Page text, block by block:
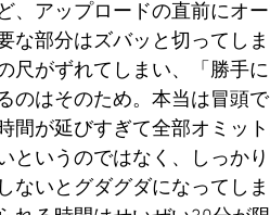
、アップロードの直前にオ
な部分はズバッと切ってし
尺がずれてしまい、「勝手
のはそのため。本当は冒頭
間が延びすぎて全部オミッ
というのではなく、しっか
ないとグダグダになってし